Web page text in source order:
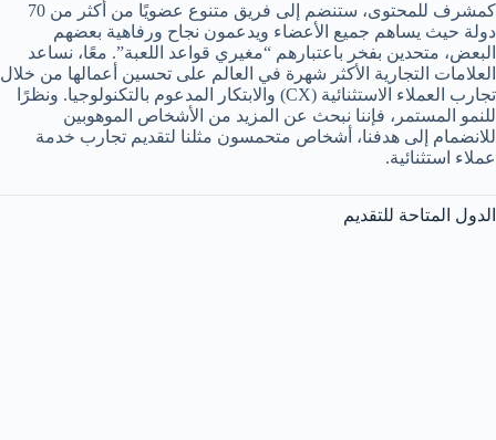
كمشرف للمحتوى، ستنضم إلى فريق متنوع عضويًا من أكثر من 70
دولة حيث يساهم جميع الأعضاء ويدعمون نجاح ورفاهية بعضهم
البعض، متحدين بفخر باعتبارهم “مغيري قواعد اللعبة”. معًا، نساعد
العلامات التجارية الأكثر شهرة في العالم على تحسين أعمالها من خلال
تجارب العملاء الاستثنائية (CX) والابتكار المدعوم بالتكنولوجيا. ونظرًا
للنمو المستمر، فإننا نبحث عن المزيد من الأشخاص الموهوبين
للانضمام إلى هدفنا، أشخاص متحمسون مثلنا لتقديم تجارب خدمة
عملاء استثنائية.
الدول المتاحة للتقديم